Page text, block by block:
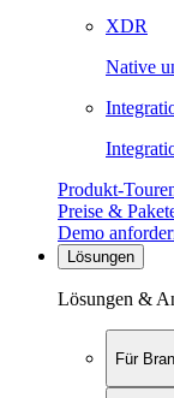
XDR
Native
Produkt-
Preise &
Demo
Lösungen
Lösungen &
Für